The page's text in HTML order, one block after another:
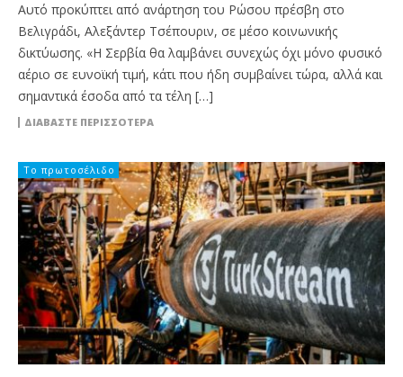
Αυτό προκύπτει από ανάρτηση του Ρώσου πρέσβη στο
Βελιγράδι, Αλεξάντερ Τσέπουριν, σε μέσο κοινωνικής
δικτύωσης. «Η Σερβία θα λαμβάνει συνεχώς όχι μόνο φυσικό
αέριο σε ευνοϊκή τιμή, κάτι που ήδη συμβαίνει τώρα, αλλά και
σημαντικά έσοδα από τα τέλη […]
ΔΙΑΒΆΣΤΕ ΠΕΡΙΣΣΌΤΕΡΑ
Το πρωτοσέλιδο